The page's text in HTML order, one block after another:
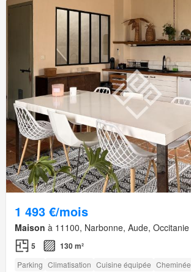
1 493 €/mois
Maison à 11100, Narbonne, Aude, Occitanie
5 130 m²
Parking Climatisation Cuisine équipée Cheminée